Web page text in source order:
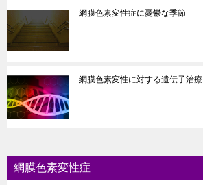
網膜色素変性症に憂鬱な季節
網膜色素変性に対する遺伝子治療
網膜色素変性症